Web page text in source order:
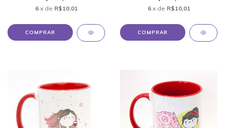
6 x de R$10,01
COMPRAR
6 x de R$10,01
COMPRAR